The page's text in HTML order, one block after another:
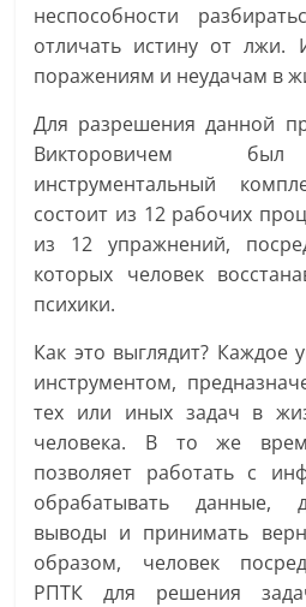
неспособности
отличать истину от лжи.
поражениям и неудачам в
Для разрешения данной
Викторовичем был
инструментальный
состоит из 12 рабочих
из 12 упражнений,
которых человек
психики.
Как это выглядит? Каждое
инструментом,
тех или иных задач в
человека. В то же
позволяет работать с
обрабатывать данные,
выводы и принимать
образом, человек
РПТК для решения